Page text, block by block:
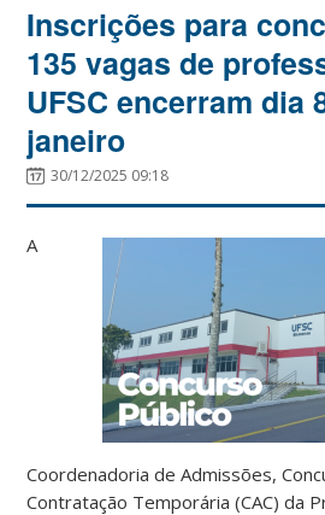
Inscrições para
135 vagas de
UFSC encerram dia
janeiro
30/12/2025 09:18
A
Coordenadoria de Admissões,
Contratação Temporária (CAC) da